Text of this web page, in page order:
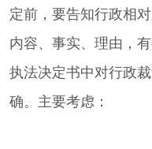
定前，要告知行政相
内容、事实、理由，
执法决定书中对行政
确。主要考虑：